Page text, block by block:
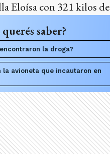
Eloísa con 321 kilos
saber?
la droga?
la avioneta que incautaron en